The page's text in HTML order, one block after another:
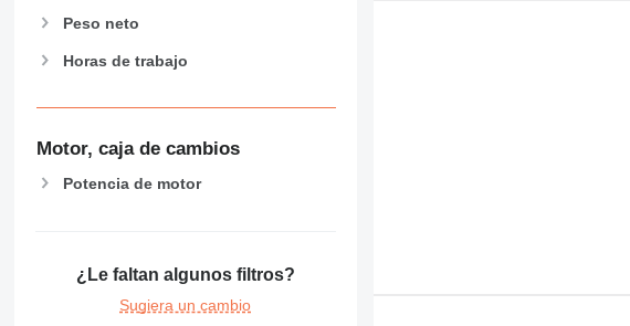
Peso neto
Horas de trabajo
Motor, caja de cambios
Potencia de motor
¿Le faltan algunos filtros?
Sugiera un cambio